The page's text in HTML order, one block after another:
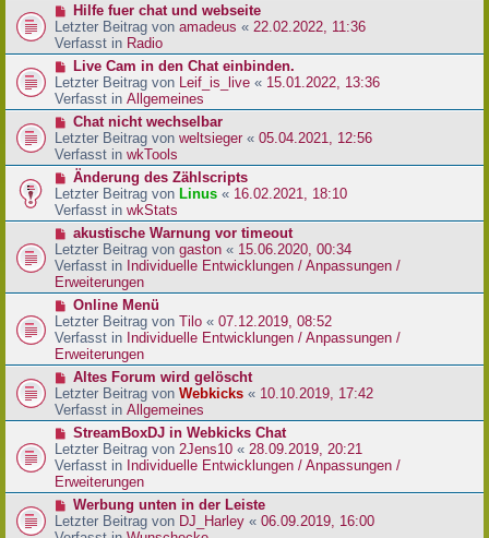
N
e
u
e
r
B
e
t
r
a
g
Hilfe fuer chat und webseite
Letzter Beitrag von amadeus « 22.02.2022, 11:36
Verfasst in Radio
N
e
u
e
r
B
e
t
r
a
g
Live Cam in den Chat einbinden.
Letzter Beitrag von Leif_is_live « 15.01.2022, 13:36
Verfasst in Allgemeines
N
e
u
e
r
B
e
t
r
a
g
Chat nicht wechselbar
Letzter Beitrag von weltsieger « 05.04.2021, 12:56
Verfasst in wkTools
N
e
u
e
r
B
e
i
r
a
g
Änderung des Zählscripts
Letzter Beitrag von Linus « 16.02.2021, 18:10
Verfasst in wkStats
N
e
u
e
r
B
e
i
t
a
g
akustische Warnung vor timeout
Letzter Beitrag von gaston « 15.06.2020, 00:34
Verfasst in Individuelle Entwicklungen / Anpassungen /
Erweiterungen
N
e
u
e
r
B
e
i
r
a
g
Online Menü
Letzter Beitrag von Tilo « 07.12.2019, 08:52
Verfasst in Individuelle Entwicklungen / Anpassungen /
Erweiterungen
N
e
u
e
r
B
e
i
r
Altes Forum wird gelöscht
Letzter Beitrag von Webkicks « 10.10.2019, 17:42
Verfasst in Allgemeines
N
e
u
e
r
B
e
StreamBoxDJ in Webkicks Chat
Letzter Beitrag von 2Jens10 « 28.09.2019, 20:21
Verfasst in Individuelle Entwicklungen / Anpassungen /
Erweiterungen
N
e
Werbung unten in der Leiste
Letzter Beitrag von DJ_Harley « 06.09.2019, 16:00